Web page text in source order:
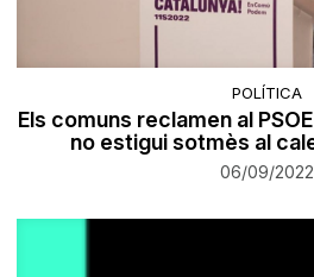
POLÍTICA
Els comuns reclamen al
no estigui sotmès al
06/09/2022